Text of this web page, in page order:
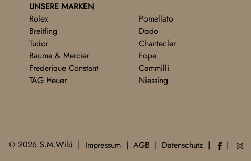
UNSERE MARKEN
Rolex
Breitling
Tudor
Baume & Mercier
Frederique Constant
TAG Heuer
Pomellato
Dodo
Chantecler
Fope
Cammilli
Niessing
© 2026 S.M.Wild Impressum AGB Datenschutz